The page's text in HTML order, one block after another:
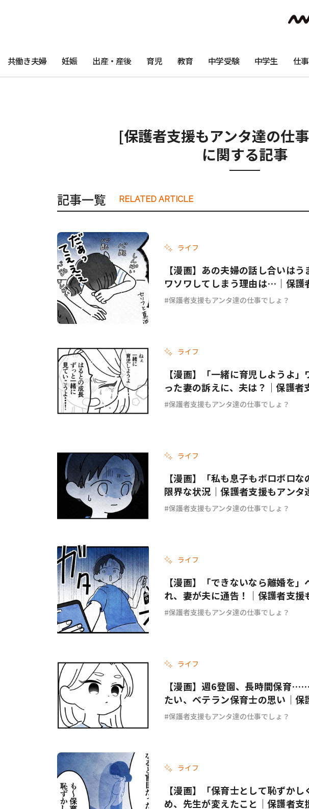
#ワンオペ育児 #コミックエッセイ
#渡邊大地の令和的ワーパパ道 #ベビーニュース
共働き夫婦 妊娠 出産・産後 育児 教育 中学受験 中学生 仕事
[保護者支援もアンタ達の仕
に関する記事
記事一覧 RELATED ARTICLE
ライフ
【漫画】あの夫婦の話し合いは
ワソワしてしまう理由は…｜保護
ょ？ #69
保護者支援もアンタ達の仕事でしょ？
ライフ
【漫画】「一緒に育児しようよ
った妻の訴えに、夫は？｜保護
ょ？ #67
保護者支援もアンタ達の仕事でしょ？
ライフ
【漫画】「私も息子もボロボロ
限界な状況｜保護者支援もアン
保護者支援もアンタ達の仕事でしょ？
ライフ
【漫画】「できないなら離婚を
れ、妻が夫に通告！｜保護者支援
#65
保護者支援もアンタ達の仕事でしょ？
ライフ
【漫画】週6登園、長時間保育
たい、ベテラン保育士の思い｜
しょ？ #64
保護者支援もアンタ達の仕事でしょ？
ライフ
【漫画】「保育士として恥ずか
め、先生が変えたこと｜保護者